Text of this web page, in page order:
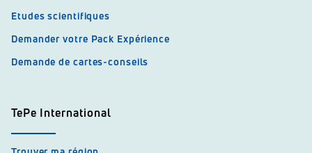
Etudes scientifiques
Demander votre Pack Expérience
Demande de cartes-conseils
TePe International